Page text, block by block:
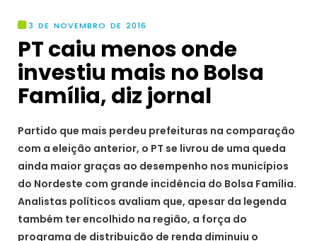
3 DE NOVEMBRO DE 2016
PT caiu menos onde
investiu mais no Bolsa
Família, diz jornal
Partido que mais perdeu prefeituras na comparação
com a eleição anterior, o PT se livrou de uma queda
ainda maior graças ao desempenho nos municípios
do Nordeste com grande incidência do Bolsa Família.
Analistas políticos avaliam que, apesar da legenda
também ter encolhido na região, a força do
programa de distribuição de renda diminuiu o